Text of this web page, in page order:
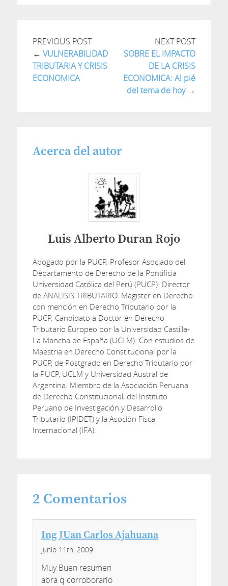
PREVIOUS POST
← VULNERABILIDAD
TRIBUTARIA Y CRISIS
ECONOMICA
NEXT POST
SOBRE EL IMPACTO
DE LA CRISIS
ECONOMICA: Al pié
del tema de hoy→
Acerca del autor
Luis Alberto Duran Rojo
Abogado por la PUCP. Profesor Asociado del
Departamento de Derecho de la Pontificia
Universidad Católica del Perú (PUCP). Director
de ANALISIS TRIBUTARIO. Magister en Derecho
con mención en Derecho Tributario por la
PUCP. Candidato a Doctor en Derecho
Tributario Europeo por la Universidad Castilla-
La Mancha de España (UCLM). Con estudios de
Maestria en Derecho Constitucional por la
PUCP, de Postgrado en Derecho Tributario por
la PUCP, UCLM y Universidad Austral de
Argentina. Miembro de la Asociación Peruana
de Derecho Constitucional, del Instituto
Peruano de Investigación y Desarrollo
Tributario (IPIDET) y la Asoción Fiscal
Internacional (IFA).
2 Comentarios
Ing JUan Carlos Ajahuana
junio 11th, 2009
Muy Buen resumen
abra q corroborarlo